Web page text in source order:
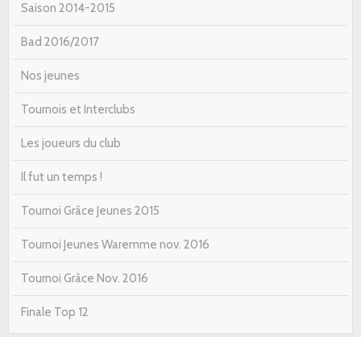
Saison 2014-2015
Bad 2016/2017
Nos jeunes
Tournois et Interclubs
Les joueurs du club
Il fut un temps !
Tournoi Grâce Jeunes 2015
Tournoi Jeunes Waremme nov. 2016
Tournoi Grâce Nov. 2016
Finale Top 12